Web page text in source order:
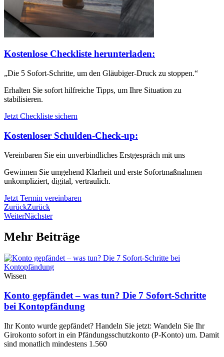
Kostenlose Checkliste herunterladen:
„Die 5 Sofort-Schritte, um den Gläubiger-Druck zu stoppen.“
Erhalten Sie sofort hilfreiche Tipps, um Ihre Situation zu
stabilisieren.
Jetzt Checkliste sichern
Kostenloser Schulden-Check-up:
Vereinbaren Sie ein unverbindliches Erstgespräch mit uns
Gewinnen Sie umgehend Klarheit und erste Sofortmaßnahmen –
unkompliziert, digital, vertraulich.
Jetzt Termin vereinbaren
ZurückZurück
WeiterNächster
Mehr Beiträge
Wissen
Konto gepfändet – was tun? Die 7 Sofort-Schritte
bei Kontopfändung
Ihr Konto wurde gepfändet? Handeln Sie jetzt: Wandeln Sie Ihr
Girokonto sofort in ein Pfändungsschutzkonto (P-Konto) um. Damit
sind monatlich mindestens 1.560